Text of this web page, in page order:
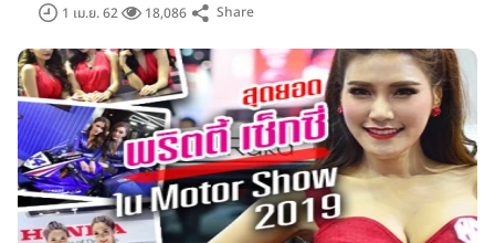
1 เม.ย. 62 18,086 Share